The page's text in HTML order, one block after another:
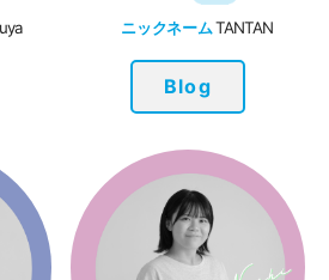
ニックネームTANTAN
Blog